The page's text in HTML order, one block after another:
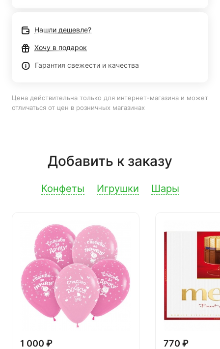
Нашли дешевле?
Хочу в подарок
Гарантия свежести и качества
Цена действительна только для интернет-магазина и может
отличаться от цен в розничных магазинах
Добавить к заказу
Конфеты Игрушки Шары
1 000 ₽ 770 ₽